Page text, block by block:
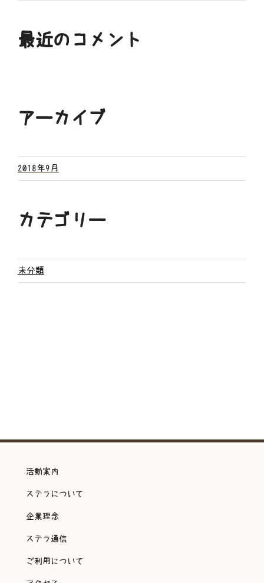
最近のコメント
アーカイブ
2018年9月
カテゴリー
未分類
活動案内
ステラについて
企業理念
ステラ通信
ご利用について